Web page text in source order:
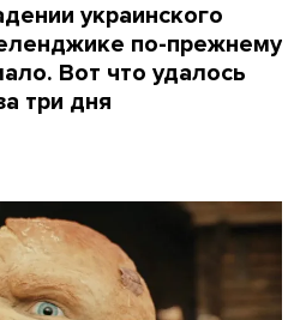
украинского
по-прежнему
Вот что удалось
три дня